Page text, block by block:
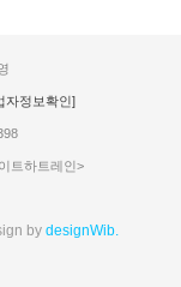
자정보확인]
트하트레인>
by designWib.